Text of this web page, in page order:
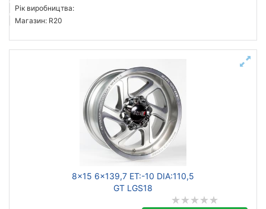
Рік виробництва:
Магазин: R20
8x15 6x139,7 ET:-10 DIA:110,5
GT LGS18